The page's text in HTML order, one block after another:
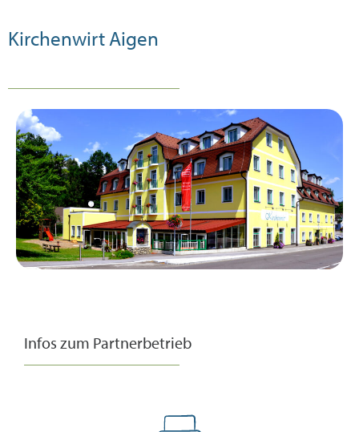
Kirchenwirt Aigen
Infos zum Partnerbetrieb